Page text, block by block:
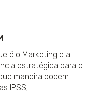
é o Marketing e a
estratégica para o
maneira podem
IPSS;